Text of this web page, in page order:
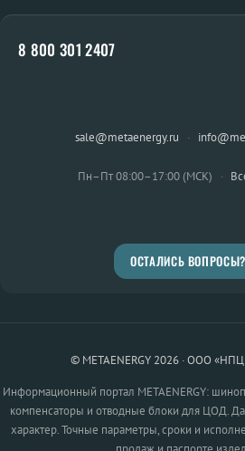
8 800 301 2407
sale@metaenergy.ru ·
Пн–Пт 08:00–17:00 (МСК) ·
ОСТАЛИСЬ ВОПРОСЫ?
© METAENERGY 2026 · ООО
Информационный портал METAENERGY:
компенсаторы и отводные блоки для ЦОД.
характер. Точные параметры, сроки и